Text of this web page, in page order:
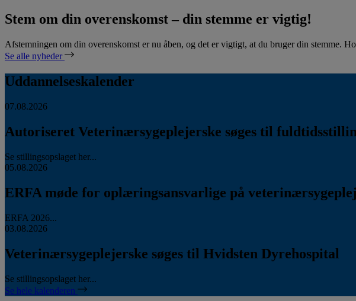
Stem om din overenskomst – din stemme er vigtig!
Afstemningen om din overenskomst er nu åben, og det er vigtigt, at du bruger din stemme.
Se alle nyheder
Uddannelseskalender
07.08.2026
Autoriseret Veterinærsygeplejerske søges til
Se stillingsopslaget her...
05.08.2026
ERFA møde for oplæringsansvarlige på
ERFA 2026...
03.08.2026
Veterinærsygeplejerske søges til Hvidsten Dyrehospital
Se stillingsopslaget her...
Se hele kalenderen